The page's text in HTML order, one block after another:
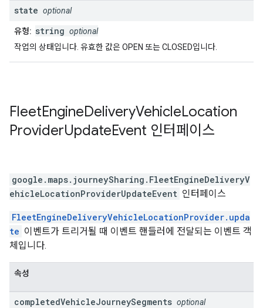
state optional
유형: string optional
작업의 상태입니다. 유효한 값은 OPEN 또는 CLOSED입니다.
FleetEngineDeliveryVehicleLocation
ProviderUpdateEvent 인터페이스
google.maps.journeySharing . FleetEngineDeliveryV
ehicleLocationProviderUpdateEvent 인터페이스
FleetEngineDeliveryVehicleLocationProvider.upda
te 이벤트가 트리거될 때 이벤트 핸들러에 전달되는 이벤트 객
체입니다.
속성
completedVehicleJourneySegments optional